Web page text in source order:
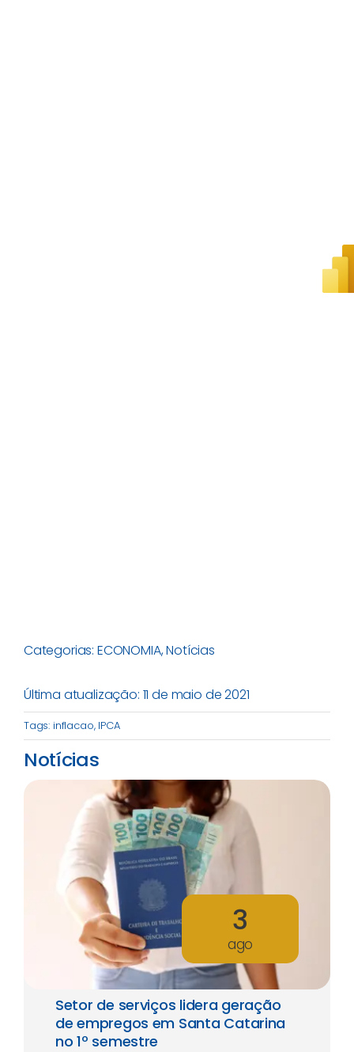
Categorias: ECONOMIA,Notícias
Última atualização: 11 de maio de 2021
Tags: inflacao, IPCA
Notícias
3
ago
Setor de serviços lidera geração
de empregos em Santa Catarina
no 1º semestre